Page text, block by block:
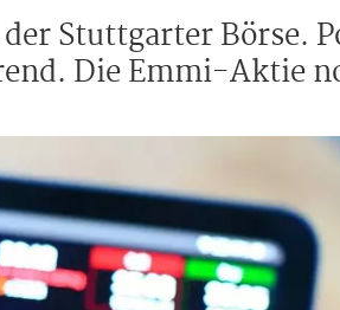
Stuttgarter Börse.
Die Emmi-Aktie